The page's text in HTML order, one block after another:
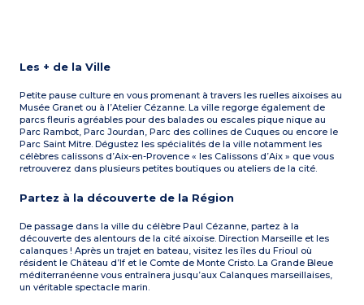
Les + de la Ville
Petite pause culture en vous promenant à travers les ruelles aixoises au
Musée Granet ou à l’Atelier Cézanne. La ville regorge également de
parcs fleuris agréables pour des balades ou escales pique nique au
Parc Rambot, Parc Jourdan, Parc des collines de Cuques ou encore le
Parc Saint Mitre. Dégustez les spécialités de la ville notamment les
célèbres calissons d’Aix-en-Provence « les Calissons d’Aix » que vous
retrouverez dans plusieurs petites boutiques ou ateliers de la cité.
Partez à la découverte de la Région
De passage dans la ville du célèbre Paul Cézanne, partez à la
découverte des alentours de la cité aixoise. Direction Marseille et les
calanques ! Après un trajet en bateau, visitez les îles du Frioul où
résident le Château d’If et le Comte de Monte Cristo. La Grande Bleue
méditerranéenne vous entraînera jusqu’aux Calanques marseillaises,
un véritable spectacle marin.